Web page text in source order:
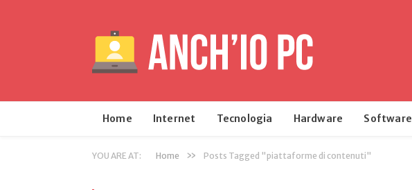
Home Internet Tecnologia Hardware Software
YOU ARE AT: Home » Posts Tagged "piattaforme di contenuti"